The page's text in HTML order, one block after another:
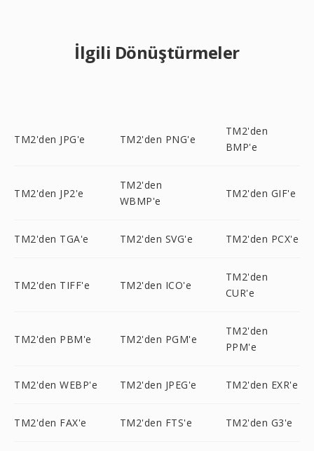
İlgili Dönüştürmeler
TM2'den JPG'e TM2'den PNG'e
TM2'den
BMP'e
TM2'den JP2'e
TM2'den
WBMP'e
TM2'den GIF'e
TM2'den TGA'e TM2'den SVG'e TM2'den PCX'e
TM2'den TIFF'e TM2'den ICO'e
TM2'den
CUR'e
TM2'den PBM'e TM2'den PGM'e
TM2'den
PPM'e
TM2'den WEBP'e TM2'den JPEG'e TM2'den EXR'e
TM2'den FAX'e TM2'den FTS'e TM2'den G3'e